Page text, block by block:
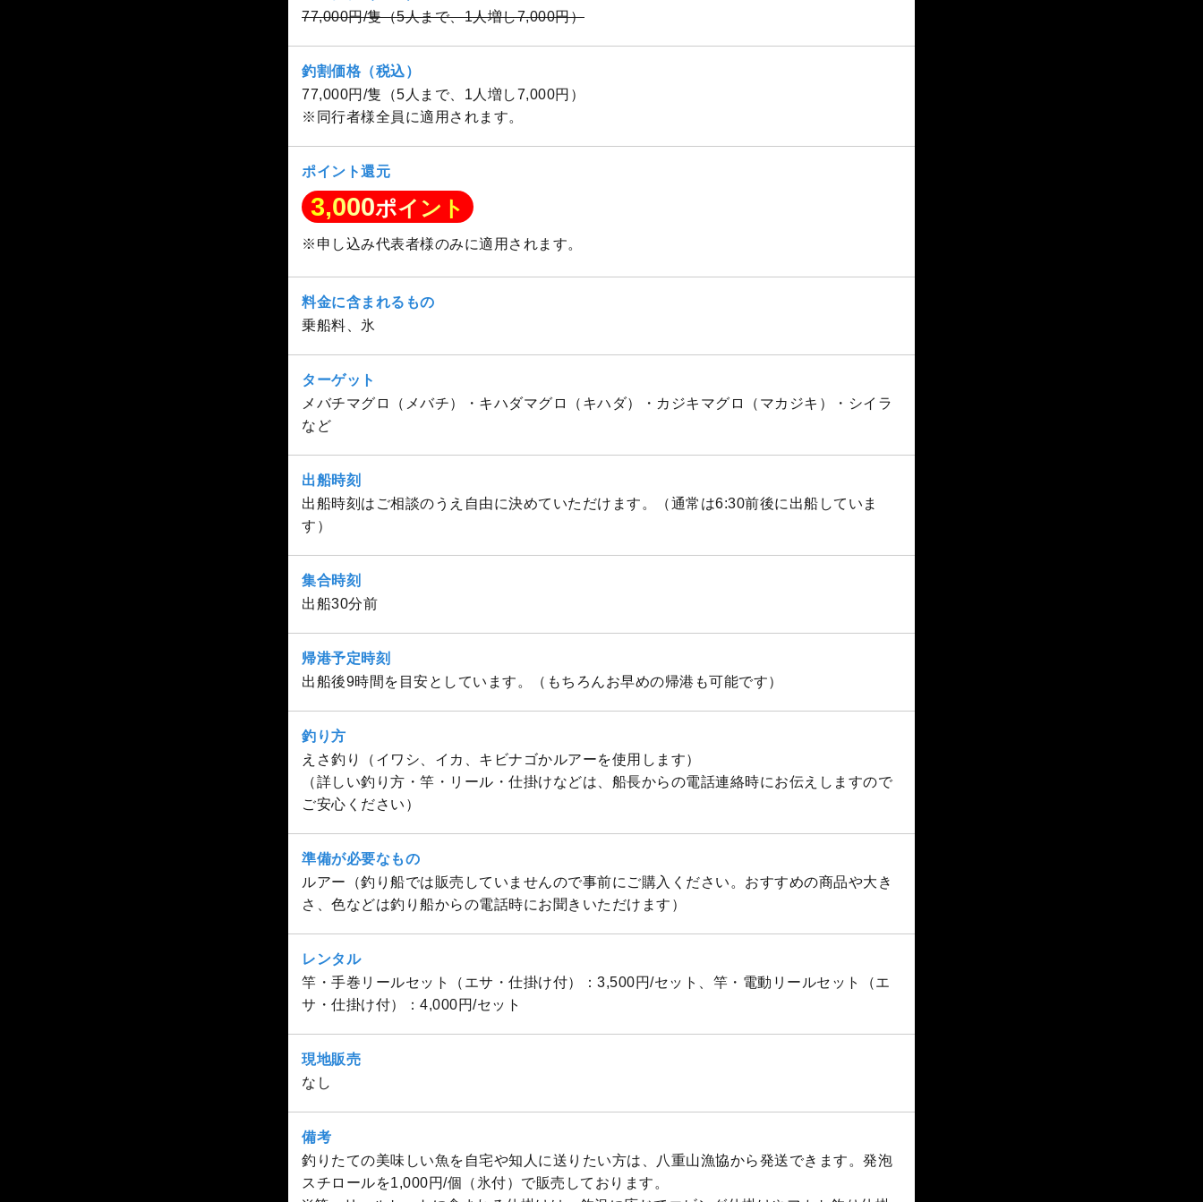
77,000円/隻（5人まで、1人増し7,000円）
釣割価格（税込）
77,000円/隻（5人まで、1人増し7,000円）
※同行者様全員に適用されます。
ポイント還元
3,000ポイント
※申し込み代表者様のみに適用されます。
料金に含まれるもの
乗船料、氷
ターゲット
メバチマグロ（メバチ）・キハダマグロ（キハダ）・カジキマグロ（マカジキ）・シイラ
など
出船時刻
出船時刻はご相談のうえ自由に決めていただけます。（通常は6:30前後に出船していま
す）
集合時刻
出船30分前
帰港予定時刻
出船後9時間を目安としています。（もちろんお早めの帰港も可能です）
釣り方
えさ釣り（イワシ、イカ、キビナゴかルアーを使用します）
（詳しい釣り方・竿・リール・仕掛けなどは、船長からの電話連絡時にお伝えしますので
ご安心ください）
準備が必要なもの
ルアー（釣り船では販売していませんので事前にご購入ください。おすすめの商品や大き
さ、色などは釣り船からの電話時にお聞きいただけます）
レンタル
竿・手巻リールセット（エサ・仕掛け付）：3,500円/セット、竿・電動リールセット（エ
サ・仕掛け付）：4,000円/セット
現地販売
なし
備考
釣りたての美味しい魚を自宅や知人に送りたい方は、八重山漁協から発送できます。発泡
スチロールを1,000円/個（氷付）で販売しております。